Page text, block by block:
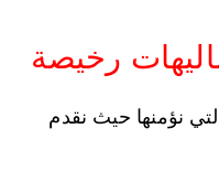
رخيصة
نؤمنها حيث نقدم